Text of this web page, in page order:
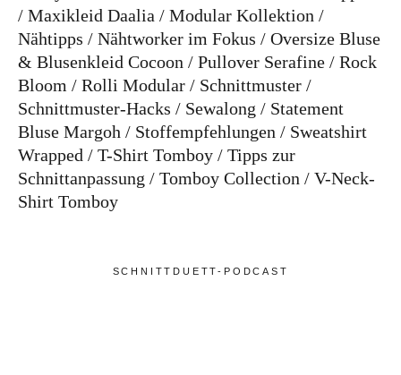
Maxikleid Daalia
Modular Kollektion
Nähtipps
Nähtworker im Fokus
Oversize Bluse
& Blusenkleid Cocoon
Pullover Serafine
Rock
Bloom
Rolli Modular
Schnittmuster
Schnittmuster-Hacks
Sewalong
Statement
Bluse Margoh
Stoffempfehlungen
Sweatshirt
Wrapped
T-Shirt Tomboy
Tipps zur
Schnittanpassung
Tomboy Collection
V-Neck-
Shirt Tomboy
SCHNITTDUETT-PODCAST